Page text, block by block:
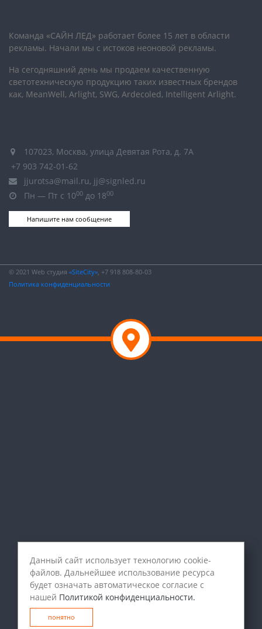
Команда «САЙН ЛЕД» работает более 15 лет в области
рекламы. Начали мы с истоков неоновой рекламы.
На сегодняшний день мы продаем качественную
светотехническую продукцию таких известных брендов
как, MeanWell, Arlight, SWG, Ardecoled, Intelligent Arlight.
107023, Москва, улица Девятая Рота, д. 7А
+7 903 742-01-62
jjurotsa@mail.ru, jj@signled.ru
Пн — Пт с 1000 до 1800
Напишите нам сообщение
© 2021 Web студия «SiteCity», +7 918 808-80-03
Политика конфиденциальности
Данный сайт использует технологию cookie-
файлов. Дальнейшее использование ресурса
будет означать автоматическое согласие с
нашей Политикой конфиденциальности.
понятно